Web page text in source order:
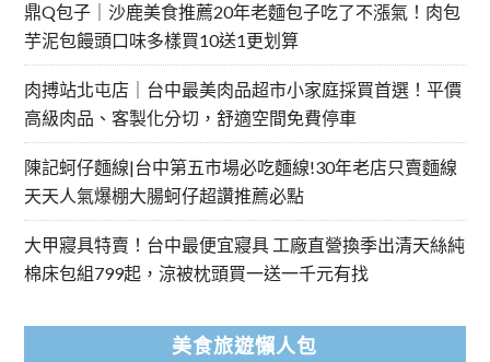
鼎Q包子｜沙鹿美食推薦20年老麵包子吃了不漲氣！肉包
芋泥包饅頭口味多樣買10送1更划算
肉搏站北屯店｜台中最美肉品超市小家庭採買首選！平價
高級肉品、客製化分切，舒適空間免費停車
陳記蚵仔麵線|台中第五市場必吃麵線!30年老店只賣麵線
天天人氣爆棚大腸蚵仔超讚推薦必點
大甲寢具特賣！台中最便宜寢具 工廠直營換季出清天絲純
棉床包組799起，涼被枕頭買一送一千元有找
美食旅遊懶人包